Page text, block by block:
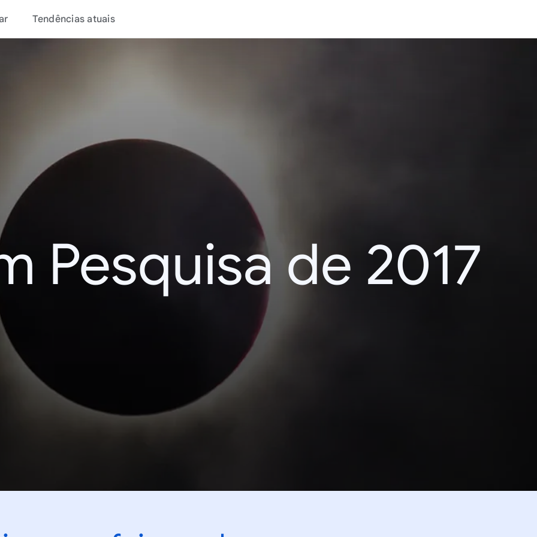
Tendências atuais
Pesquisa de 2017